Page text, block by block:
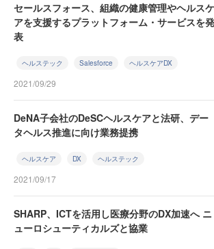
セールスフォース、組織の健康管理やヘルスケ
アを支援するプラットフォーム・サービスを発
表
ヘルステック Salesforce ヘルスケアDX
2021/09/29
DeNA子会社のDeSCヘルスケアと法研、デー
タヘルス推進に向け業務提携
ヘルスケア DX ヘルステック
2021/09/17
SHARP、ICTを活用し医療分野のDX加速へ ニ
ューロシューティカルズと協業